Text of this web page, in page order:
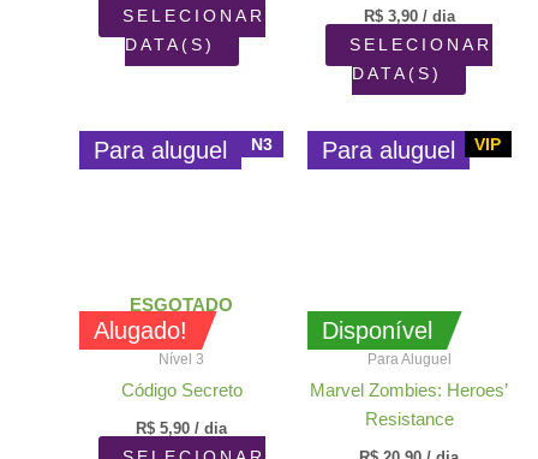
SELECIONAR
DATA(S)
R$3,90/ dia
SELECIONAR
DATA(S)
Alugado!
Para aluguel N3
ESGOTADO
Nível 3
Código Secreto
R$ 5,90 / dia
Disponível
Para aluguel VIP
Para Aluguel
Marvel Zombies: Heroes’
Resistance